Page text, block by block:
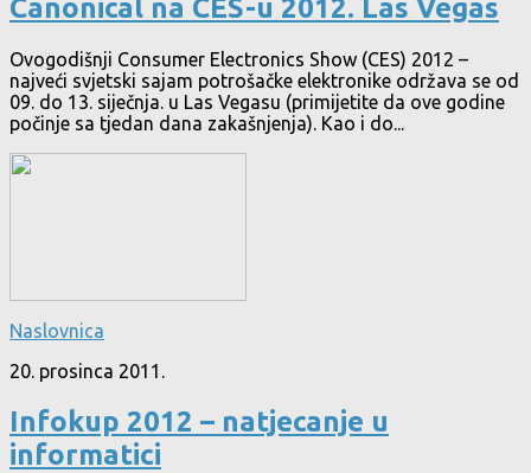
Canonical na CES-u 2012. Las Vegas
Ovogodišnji Consumer Electronics Show (CES) 2012 –
najveći svjetski sajam potrošačke elektronike održava se od
09. do 13. siječnja. u Las Vegasu (primijetite da ove godine
počinje sa tjedan dana zakašnjenja). Kao i do...
Naslovnica
20. prosinca 2011.
Infokup 2012 – natjecanje u
informatici